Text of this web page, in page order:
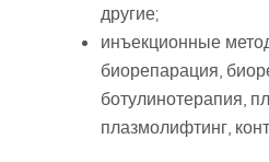
другие;
инъекционные
биорепарация,
ботулинотерапия,
плазмолифтинг,